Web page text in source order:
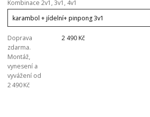
Kombinace 2v1, 3v1, 4v1
Doprava
zdarma.
Montáž,
vynesení a
vyvážení od
2 490 Kč
2 490 Kč